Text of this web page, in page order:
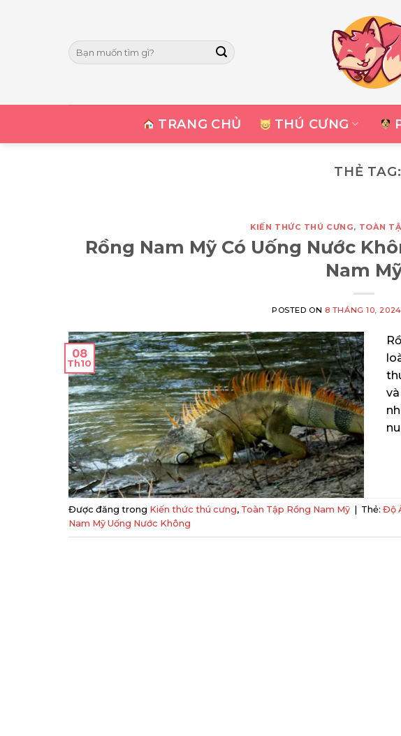
Tìm
kiếm:
TRANG CHỦ THÚ CƯNG
THẺ TAG:
KIẾN THỨC THÚ CƯNG, TOÀN
Rồng Nam Mỹ Có Uống Nước
Nam
POSTED ON 8 THÁNG 10, 2024
08
Th10
Được đăng trong Kiến thức thú cưng, Toàn Tập Rồng Nam Mỹ Thẻ: Độ
Nam Mỹ Uống Nước Không